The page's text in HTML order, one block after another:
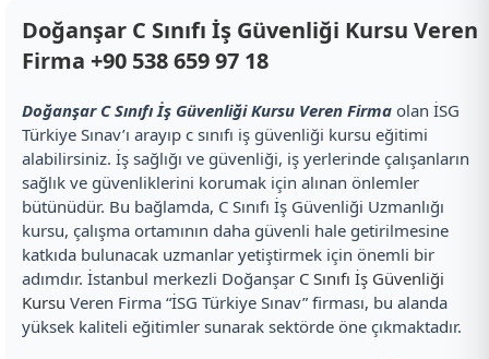
Doğanşar C Sınıfı İş Güvenliği Kursu Veren
Firma +90 538 659 97 18
Doğanşar C Sınıfı İş Güvenliği Kursu Veren Firma olan İSG
Türkiye Sınav’ı arayıp c sınıfı iş güvenliği kursu eğitimi
alabilirsiniz. İş sağlığı ve güvenliği, iş yerlerinde çalışanların
sağlık ve güvenliklerini korumak için alınan önlemler
bütünüdür. Bu bağlamda, C Sınıfı İş Güvenliği Uzmanlığı
kursu, çalışma ortamının daha güvenli hale getirilmesine
katkıda bulunacak uzmanlar yetiştirmek için önemli bir
adımdır. İstanbul merkezli Doğanşar C Sınıfı İş Güvenliği
Kursu Veren Firma “İSG Türkiye Sınav” firması, bu alanda
yüksek kaliteli eğitimler sunarak sektörde öne çıkmaktadır.